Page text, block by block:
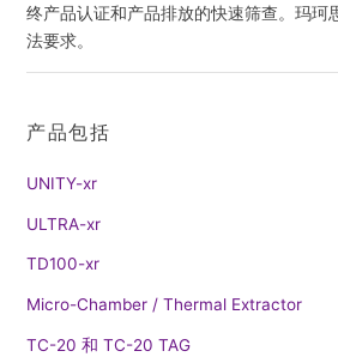
终产品认证和产品排放的快速筛查。玛珂
法要求。
产品包括
UNITY-xr
ULTRA-xr
TD100-xr
Micro-Chamber / Thermal Extractor
TC-20 和 TC-20 TAG